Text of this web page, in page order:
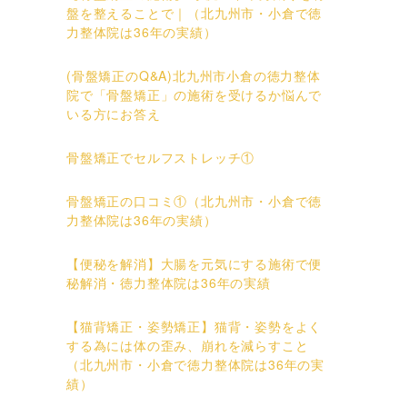
盤を整えることで｜（北九州市・小倉で徳
力整体院は36年の実績）
(骨盤矯正のQ&A)北九州市小倉の徳力整体
院で「骨盤矯正」の施術を受けるか悩んで
いる方にお答え
骨盤矯正でセルフストレッチ①
骨盤矯正の口コミ①（北九州市・小倉で徳
力整体院は36年の実績）
【便秘を解消】大腸を元気にする施術で便
秘解消・徳力整体院は36年の実績
【猫背矯正・姿勢矯正】猫背・姿勢をよく
する為には体の歪み、崩れを減らすこと
（北九州市・小倉で徳力整体院は36年の実
績）